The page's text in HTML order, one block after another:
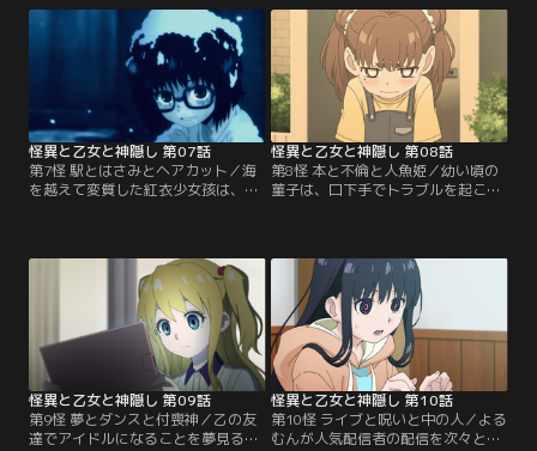
子を食べて青春を謳歌し、その夜は
銭湯でばったり畦目に遭遇して3人
で一緒に過ごすことになった。しか
し、穏やかな時間もつかの間、新た
な怪異の影が菫子と乙に忍び寄って
いた……。
説“紅衣少女孩”と予測する。ただ、
紅衣少女孩の怪談に、ノックや雨の
要素がないのが気がかりで……。乙
はシズクを助けたい一心で、過保護
に心配する化野を振り払って捜索を
始める。
怪異と乙女と神隠し 第07話
第7怪 駅とはさみとヘアカット／海
を越えて変質した紅衣少女孩は、雨
怪異になっていた。それを知りなが
らシズクは、放置子で行き場をなく
していた自分を、家のドアを開けて
招き入れてくれたトモコを解放しよ
うと紅衣少女孩のノックに応じてし
まう……。
怪異と乙女と神隠し 第08話
第8怪 本と不倫と人魚姫／幼い頃の
菫子は、口下手でトラブルを起こし
書店”だった。店主の女性は本を読
んで涙を流し、菫子にも本を薦め
た。店に入り浸って読書に没頭する
ようになった菫子に、店主はうまく
喋るために「文章を書いてごらん」
と助言する。
怪異と乙女と神隠し 第09話
第9怪 夢とダンスと付喪神／乙の友
達でアイドルになることを夢見るの
怪異と乙女と神隠し 第10話
第10怪 ライブと呪いと中の人／よる
むんが人気配信者の配信を次々とジ